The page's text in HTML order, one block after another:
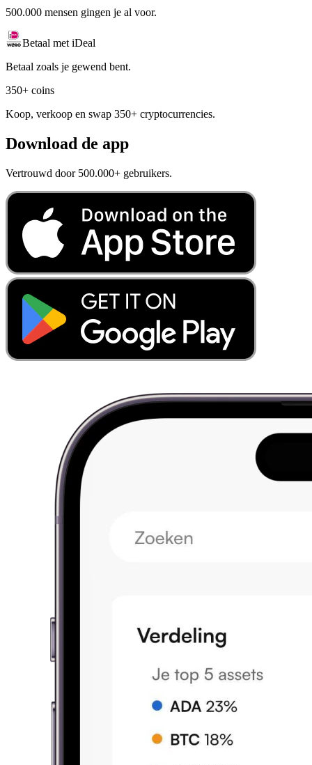
500.000 mensen gingen je al voor.
Betaal met iDeal
Betaal zoals je gewend bent.
350+ coins
Koop, verkoop en swap 350+ cryptocurrencies.
Download de app
Vertrouwd door 500.000+ gebruikers.